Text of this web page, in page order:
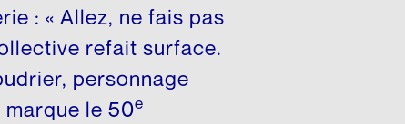
: « Allez, ne fais pas
refait surface.
personnage
le 50e